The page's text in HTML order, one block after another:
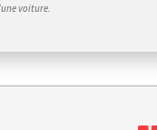
voiture.